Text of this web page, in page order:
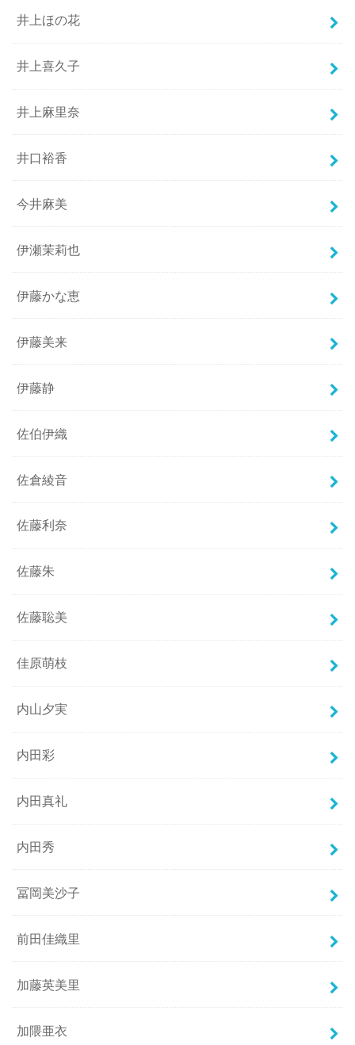
井上ほの花
井上喜久子
井上麻里奈
井口裕香
今井麻美
伊瀬茉莉也
伊藤かな恵
伊藤美来
伊藤静
佐伯伊織
佐倉綾音
佐藤利奈
佐藤朱
佐藤聡美
佳原萌枝
内山夕実
内田彩
内田真礼
内田秀
冨岡美沙子
前田佳織里
加藤英美里
加隈亜衣